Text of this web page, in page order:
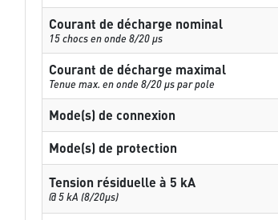
Courant de décharge nominal
15 chocs en onde 8/20 µs
Courant de décharge maximal
Tenue max. en onde 8/20 µs par pole
Mode(s) de connexion
Mode(s) de protection
Tension résiduelle à 5 kA
@ 5 kA (8/20µs)